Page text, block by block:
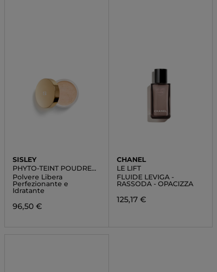
SISLEY
PHYTO-TEINT POUDRE
LIBRE
Polvere Libera
Perfezionante e
Idratante
96,50 €
CHANEL
LE LIFT
FLUIDE LEVIGA -
RASSODA - OPACIZZA
125,17 €